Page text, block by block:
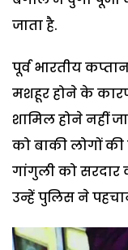
जाता है.
पूर्व भारतीय
मशहूर होने के
शामिल होने नहीं
को बाकी लोगों
गांगुली को सरदार
उन्हें पुलिस ने